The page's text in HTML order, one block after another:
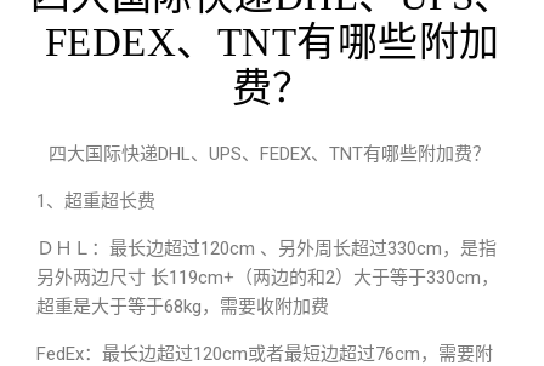
FEDEX、TNT有哪些附加
费？
四大国际快递DHL、UPS、FEDEX、TNT有哪些附加费？
1、超重超长费
ＤＨＬ：最长边超过120cm 、另外周长超过330cm，是指
另外两边尺寸 长119cm+（两边的和2）大于等于330cm，
超重是大于等于68kg，需要收附加费
FedEx：最长边超过120cm或者最短边超过76cm，需要附